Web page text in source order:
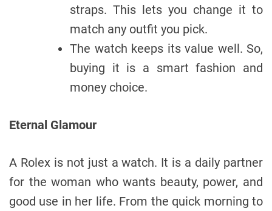
straps. This lets you change it to
match any outfit you pick.
The watch keeps its value well. So,
buying it is a smart fashion and
money choice.
Eternal Glamour
A Rolex is not just a watch. It is a daily partner
for the woman who wants beauty, power, and
good use in her life. From the quick morning to